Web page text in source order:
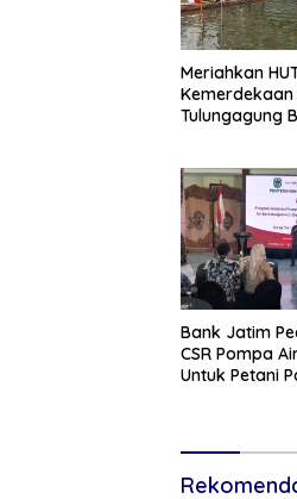
Meriahkan
Kemerdekaan
Tulungagung
Bank Jatim
CSR Pompa
Untuk Petani